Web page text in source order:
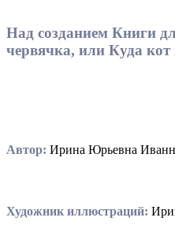
Над созданием Книги
червячка, или Куда
Автор: Ирина Юрьевна
Художник иллюстраций: